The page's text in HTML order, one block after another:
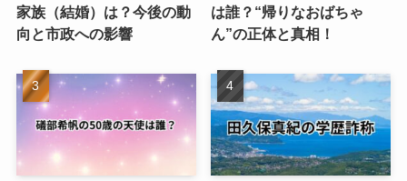
家族（結婚）は？今後の動
向と市政への影響
は誰？“帰りなおばちゃ
ん”の正体と真相！